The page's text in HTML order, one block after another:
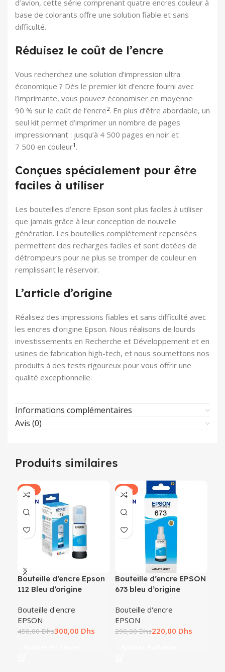
d’avion, cette série comprenant quatre encres couleur à
base de colorants offre une solution fiable et sans
difficulté.
Réduisez le coût de l’encre
Vous recherchez une solution d’impression ultra
économique ? Dès le premier kit d’encre fourni avec
l’imprimante, vous pouvez économiser en moyenne
90 % sur le coût de l’encre2. En plus d’être abordable, un
seul kit permet d’imprimer un nombre de pages
impressionnant : jusqu’à 4 500 pages en noir et
7 500 en couleur1 .
Conçues spécialement pour être
faciles à utiliser
Les bouteilles d’encre Epson sont plus faciles à utiliser
que jamais grâce à leur conception de nouvelle
génération. Les bouteilles complètement repensées
permettent des recharges faciles et sont dotées de
détrompeurs pour ne plus se tromper de couleur en
remplissant le réservoir.
L’article d’origine
Réalisez des impressions fiables et sans difficulté avec
les encres d’origine Epson. Nous réalisons de lourds
investissements en Recherche et Développement et en
usines de fabrication high-tech, et nous soumettons nos
produits à des tests rigoureux pour vous offrir une
qualité exceptionnelle.
Informations complémentaires
Avis (0)
Produits similaires
-33%
Bouteille d’encre Epson
112 Bleu d’origine
Bouteille d'encre
EPSON
450,00Dhs300,00 Dhs
-24%
Bouteille d’encre EPSON
673 bleu d’origine
Bouteille d'encre
EPSON
290,00Dhs220,00 Dhs